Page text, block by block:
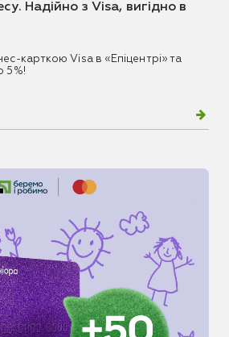
Надійно з Visa, вигідно в
карткою Visa в «Епіцентрі» та
5%!